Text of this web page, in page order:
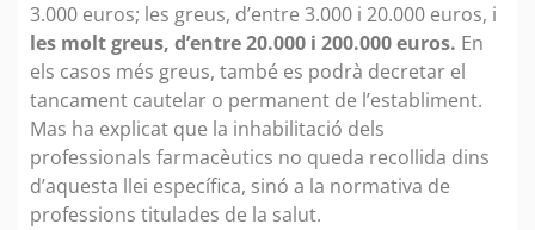
3.000 euros; les greus, d’entre 3.000 i 20.000 euros, i
les molt greus, d’entre 20.000 i 200.000 euros. En
els casos més greus, també es podrà decretar el
tancament cautelar o permanent de l’establiment.
Mas ha explicat que la inhabilitació dels
professionals farmacèutics no queda recollida dins
d’aquesta llei específica, sinó a la normativa de
professions titulades de la salut.